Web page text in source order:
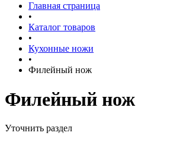
Главная страница
•
Каталог товаров
•
Кухонные ножи
•
Филейный нож
Филейный нож
Уточнить раздел